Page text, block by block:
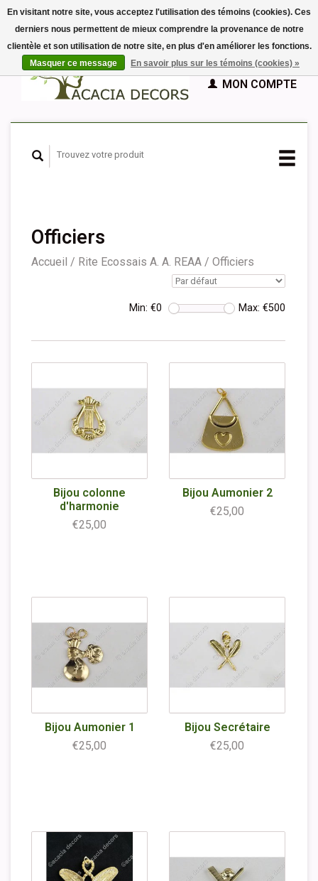
EUR
GBPFrançais
Nederlands
Español
PANIER (€0,00)
MON COMPTE
Officiers
Accueil / Rite Ecossais A. A. REAA / Officiers
Min: €0 Max: €500
Bijou colonne
d'harmonie
€25,00
Bijou Aumonier 2
€25,00
Bijou Aumonier 1
€25,00
Bijou Secrétaire
€25,00
En visitant notre site, vous acceptez l'utilisation des témoins (cookies). Ces
derniers nous permettent de mieux comprendre la provenance de notre
clientèle et son utilisation de notre site, en plus d'en améliorer les fonctions.
Masquer ce message
En savoir plus sur les témoins (cookies) »